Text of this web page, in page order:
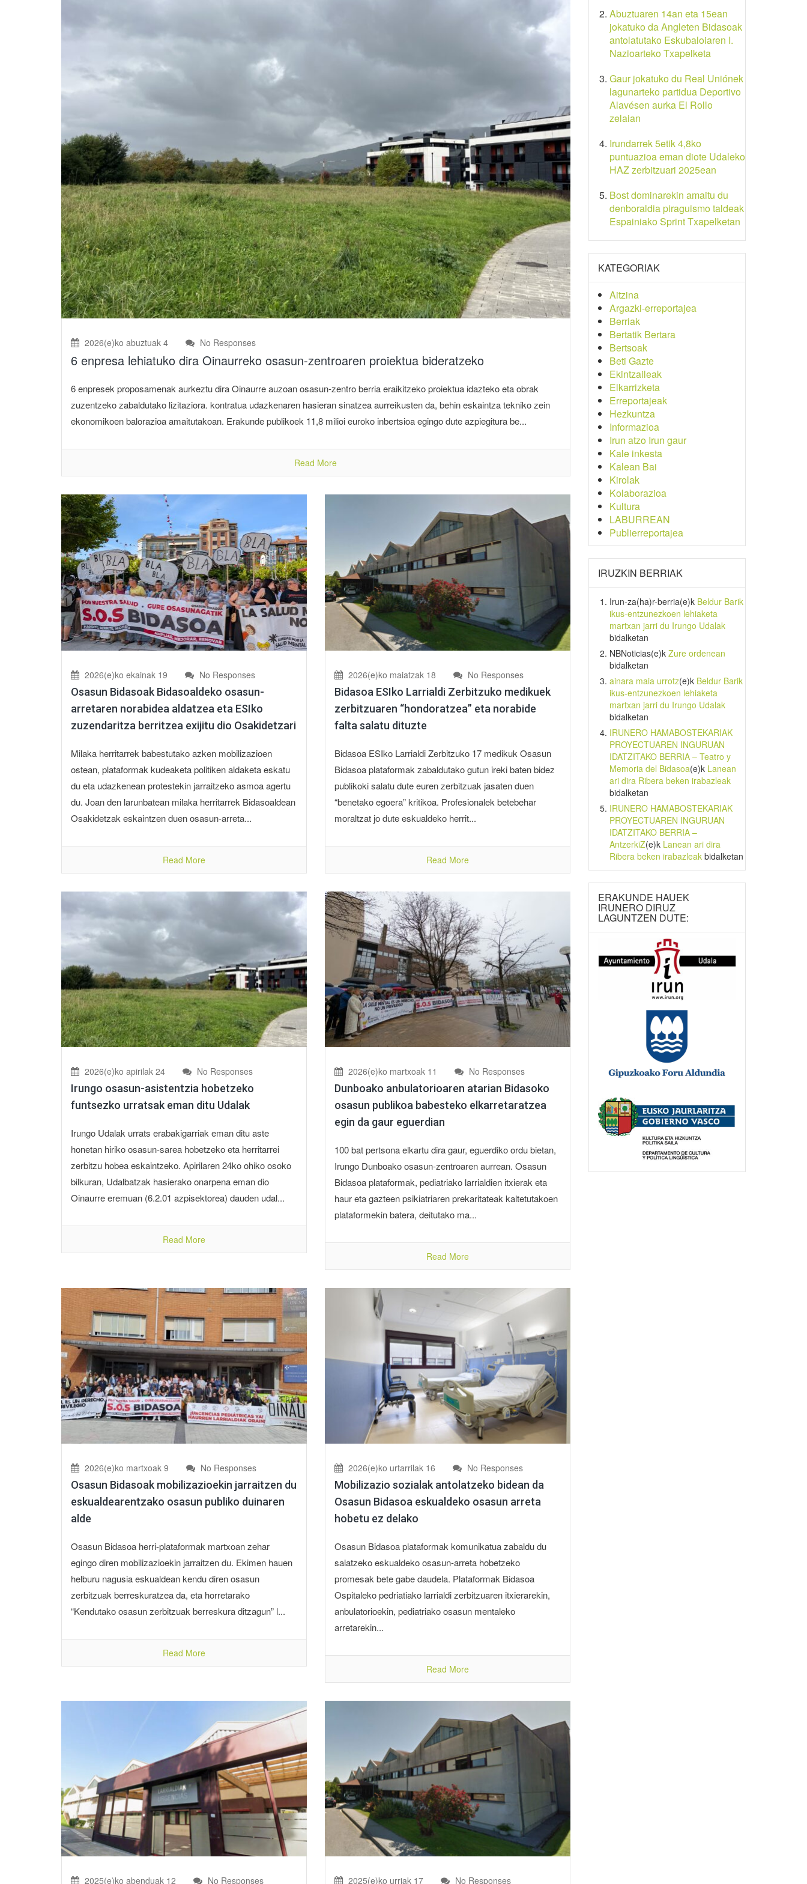
2026(e)ko abuztuak 4 No Responses
6 enpresa lehiatuko dira Oinaurreko osasun-zentroaren proiektua bideratzeko
6 enpresek proposamenak aurkeztu dira Oinaurre auzoan osasun-zentro berria eraikitzeko proiektua idazteko eta obrak
zuzentzeko zabaldutako lizitaziora. kontratua udazkenaren hasieran sinatzea aurreikusten da, behin eskaintza tekniko zein
ekonomikoen balorazioa amaitutakoan. Erakunde publikoek 11,8 milioi euroko inbertsioa egingo dute azpiegitura be...
Read More
2026(e)ko ekainak 19 No Responses
Osasun Bidasoak Bidasoaldeko osasun-
arretaren norabidea aldatzea eta ESIko
zuzendaritza berritzea exijitu dio Osakidetzari
Milaka herritarrek babestutako azken mobilizazioen
ostean, plataformak kudeaketa politiken aldaketa eskatu
du eta udazkenean protestekin jarraitzeko asmoa agertu
du. Joan den larunbatean milaka herritarrek Bidasoaldean
Osakidetzak eskaintzen duen osasun-arreta...
Read More
2026(e)ko maiatzak 18 No Responses
Bidasoa ESIko Larrialdi Zerbitzuko medikuek
zerbitzuaren “hondoratzea” eta norabide
falta salatu dituzte
Bidasoa ESIko Larrialdi Zerbitzuko 17 medikuk Osasun
Bidasoa plataformak zabaldutako gutun ireki baten bidez
publikoki salatu dute euren zerbitzuak jasaten duen
“benetako egoera” kritikoa. Profesionalek betebehar
moraltzat jo dute eskualdeko herrit...
Read More
2026(e)ko apirilak 24 No Responses
Irungo osasun-asistentzia hobetzeko
funtsezko urratsak eman ditu Udalak
Irungo Udalak urrats erabakigarriak eman ditu aste
honetan hiriko osasun-sarea hobetzeko eta herritarrei
zerbitzu hobea eskaintzeko. Apirilaren 24ko ohiko osoko
bilkuran, Udalbatzak hasierako onarpena eman dio
Oinaurre eremuan (6.2.01 azpisektorea) dauden udal...
Read More
2026(e)ko martxoak 11 No Responses
Dunboako anbulatorioaren atarian Bidasoko
osasun publikoa babesteko elkarretaratzea
egin da gaur eguerdian
100 bat pertsona elkartu dira gaur, eguerdiko ordu bietan,
Irungo Dunboako osasun-zentroaren aurrean. Osasun
Bidasoa plataformak, pediatriako larrialdien itxierak eta
haur eta gazteen psikiatriaren prekaritateak kaltetutakoen
plataformekin batera, deitutako ma...
Read More
2026(e)ko martxoak 9 No Responses
Osasun Bidasoak mobilizazioekin jarraitzen du
eskualdearentzako osasun publiko duinaren
alde
Osasun Bidasoa herri-plataformak martxoan zehar
egingo diren mobilizazioekin jarraitzen du. Ekimen hauen
helburu nagusia eskualdean kendu diren osasun
zerbitzuak berreskuratzea da, eta horretarako
“Kendutako osasun zerbitzuak berreskura ditzagun” l...
Read More
2026(e)ko urtarrilak 16 No Responses
Mobilizazio sozialak antolatzeko bidean da
Osasun Bidasoa eskualdeko osasun arreta
hobetu ez delako
Osasun Bidasoa plataformak komunikatua zabaldu du
salatzeko eskualdeko osasun-arreta hobetzeko
promesak bete gabe daudela. Plataformak Bidasoa
Ospitaleko pedriatiako larrialdi zerbitzuaren itxierarekin,
anbulatorioekin, pediatriako osasun mentaleko
arretarekin...
Read More
2025(e)ko abenduak 12 No Responses 2025(e)ko urriak 17 No Responses
Abuztuaren 14an eta 15ean
jokatuko da Angleten Bidasoak
antolatutako Eskubaloiaren I.
Nazioarteko Txapelketa
Gaur jokatuko du Real Uniónek
lagunarteko partidua Deportivo
Alavésen aurka El Rollo
zelaian
Irundarrek 5etik 4,8ko
puntuazioa eman diote Udaleko
HAZ zerbitzuari 2025ean
Bost dominarekin amaitu du
denboraldia piraguismo taldeak
Espainiako Sprint Txapelketan
KATEGORIAK
Aitzina
Argazki-erreportajea
Berriak
Bertatik Bertara
Bertsoak
Beti Gazte
Ekintzaileak
Elkarrizketa
Erreportajeak
Hezkuntza
Informazioa
Irun atzo Irun gaur
Kale inkesta
Kalean Bai
Kirolak
Kolaborazioa
Kultura
LABURREAN
Publierreportajea
IRUZKIN BERRIAK
Irun-za(ha)r-berria(e)k Beldur Barik
ikus-entzunezkoen lehiaketa
martxan jarri du Irungo Udalak
bidalketan
NBNoticias(e)k Zure ordenean
bidalketan
ainara maia urrotz(e)k Beldur Barik
ikus-entzunezkoen lehiaketa
martxan jarri du Irungo Udalak
bidalketan
IRUNERO HAMABOSTEKARIAK
PROYECTUAREN INGURUAN
IDATZITAKO BERRIA – Teatro y
Memoria del Bidasoa(e)k Lanean
ari dira Ribera beken irabazleak
bidalketan
IRUNERO HAMABOSTEKARIAK
PROYECTUAREN INGURUAN
IDATZITAKO BERRIA –
AntzerkiZ(e)k Lanean ari dira
Ribera beken irabazleakbidalketan
ERAKUNDE HAUEK
IRUNERO DIRUZ
LAGUNTZEN DUTE: